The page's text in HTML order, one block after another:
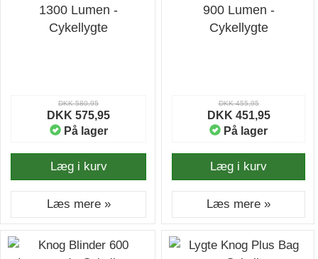
1300 Lumen -
Cykellygte
DKK 580,95
DKK 575,95
På lager
Læg i kurv
Læs mere »
900 Lumen -
Cykellygte
DKK 455,95
DKK 451,95
På lager
Læg i kurv
Læs mere »